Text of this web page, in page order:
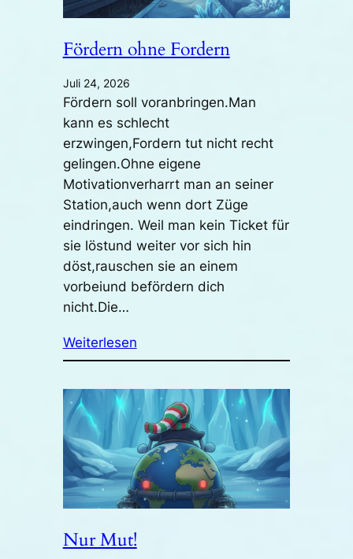
Fördern ohne Fordern
Juli 24, 2026
Fördern soll voranbringen.Man
kann es schlecht
erzwingen,Fordern tut nicht recht
gelingen.Ohne eigene
Motivationverharrt man an seiner
Station,auch wenn dort Züge
eindringen. Weil man kein Ticket für
sie löstund weiter vor sich hin
döst,rauschen sie an einem
vorbeiund befördern dich
nicht.Die…
Weiterlesen
Nur Mut!